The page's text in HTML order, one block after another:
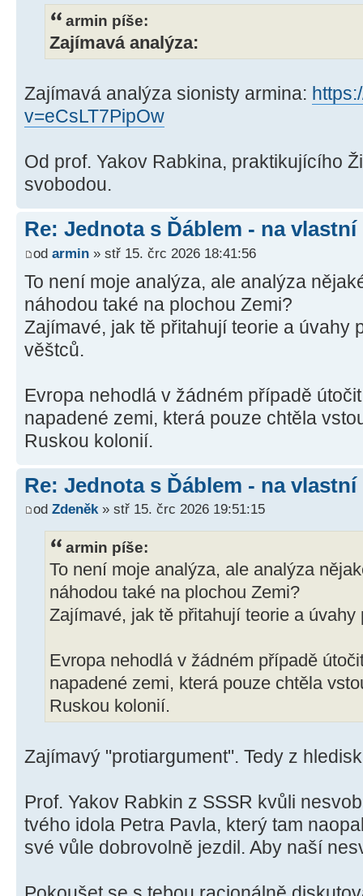
armin píše:
Zajímavá analýza:
Zajímavá analýza sionisty armina:
v=eCsLT7PipOw
Od prof. Yakov Rabkina, praktikujícího
svobodou.
Re: Jednota s Ďáblem - na
od armin » stř 15. črc 2026 18:41:56
To není moje analýza, ale analýza
náhodou také na plochou Zemi?
Zajímavé, jak tě přitahují teorie a úvahy
věštců.
Evropa nehodlá v žádném případě
napadené zemi, která pouze chtěla
Ruskou kolonií.
Re: Jednota s Ďáblem - na
od Zdeněk» stř 15. črc 2026 19:51:15
armin píše:
To není moje analýza, ale analýza
náhodou také na plochou Zemi?
Zajímavé, jak tě přitahují teorie a
Evropa nehodlá v žádném případě
napadené zemi, která pouze chtěla
Ruskou kolonií.
Zajímavý "protiargument". Tedy z
Prof. Yakov Rabkin z SSSR kvůli
tvého idola Petra Pavla, který tam
své vůle dobrovolně jezdil. Aby naší